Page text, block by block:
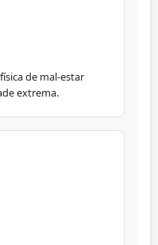
de mal-estar
extrema.